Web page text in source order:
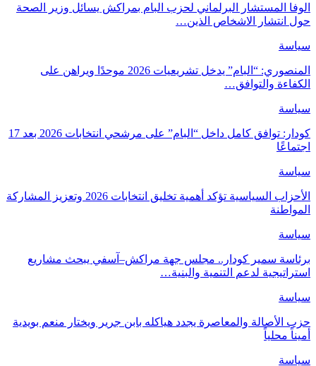
الوفا المستشار البرلماني لحزب البام بمراكش يسائل وزير الصحة
حول انتشار الاشخاص الذين…
سياسة
المنصوري: “البام” يدخل تشريعيات 2026 موحدًا ويراهن على
الكفاءة والتوافق…
سياسة
كودار: توافق كامل داخل “البام” على مرشحي انتخابات 2026 بعد 17
اجتماعًا
سياسة
الأحزاب السياسية تؤكد أهمية تخليق انتخابات 2026 وتعزيز المشاركة
المواطنة
سياسة
برئاسة سمير كودار.. مجلس جهة مراكش–آسفي يبحث مشاريع
استراتيجية لدعم التنمية والبنية…
سياسة
حزب الأصالة والمعاصرة يجدد هياكله بابن جرير ويختار منعم بويدية
أميناً محلياً
سياسة